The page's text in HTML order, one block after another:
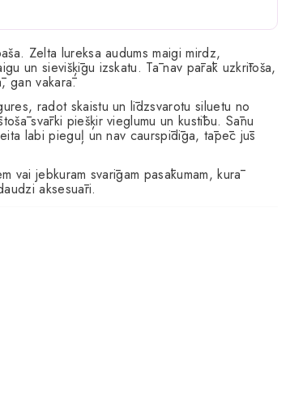
Zelta lureksa audums maigi mirdz,
un sievišķīgu izskatu. Tā nav pārāk uzkrītoša,
gan vakarā.
radot skaistu un līdzsvarotu siluetu no
svārki piešķir vieglumu un kustību. Sānu
labi pieguļ un nav caurspīdīga, tāpēc jūs
vai jebkuram svarīgam pasākumam, kurā
aksesuāri.